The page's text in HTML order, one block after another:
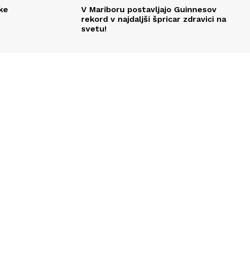
V Mariboru postavljajo Guinnesov
rekord v najdaljši špricar zdravici na
svetu!